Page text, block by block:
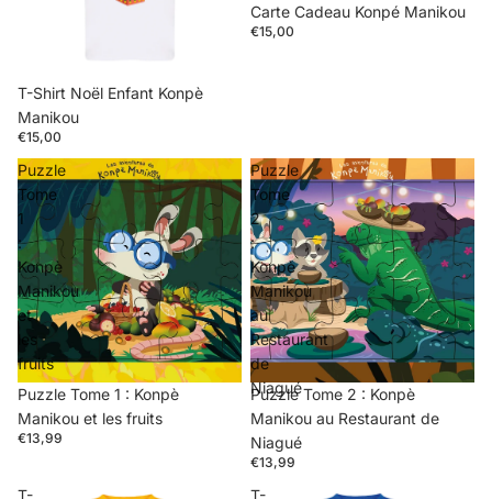
T-Shirt Noël Enfant Konpè
Manikou
€15,00
Carte Cadeau Konpé Manikou
€15,00
Puzzle
Tome
1
:
Konpè
Manikou
et
les
fruits
Puzzle Tome 1 : Konpè
Manikou et les fruits
€13,99
Puzzle
Tome
2
:
Konpè
Manikou
au
Restaurant
de
Niagué
Épuisé
Puzzle Tome 2 : Konpè
Manikou au Restaurant de
Niagué
€13,99
T- T-